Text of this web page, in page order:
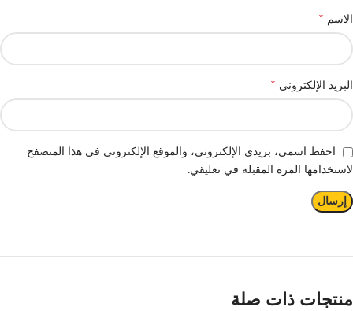
الاسم *
البريد الإلكتروني *
احفظ اسمي، بريدي الإلكتروني، والموقع الإلكتروني في هذا المتصفح
لاستخدامها المرة المقبلة في تعليقي.
منتجات ذات صلة